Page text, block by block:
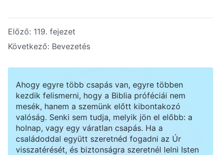
Előző: 119. fejezet
Következő: Bevezetés
Ahogy egyre több csapás van, egyre többen
kezdik felismerni, hogy a Biblia próféciái nem
mesék, hanem a szemünk előtt kibontakozó
valóság. Senki sem tudja, melyik jön el előbb: a
holnap, vagy egy váratlan csapás. Ha a
családoddal együtt szeretnéd fogadni az Úr
visszatérését, és biztonságra szeretnél lelni Isten